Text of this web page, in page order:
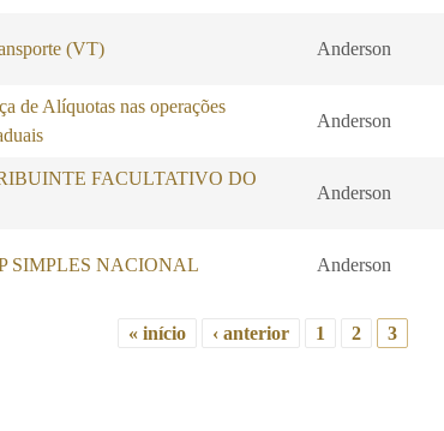
(VT) Anderson
de Alíquotas nas operações
Anderson
FACULTATIVO DO
Anderson
SIMPLES NACIONAL Anderson
« início ‹ anterior 1 2 3